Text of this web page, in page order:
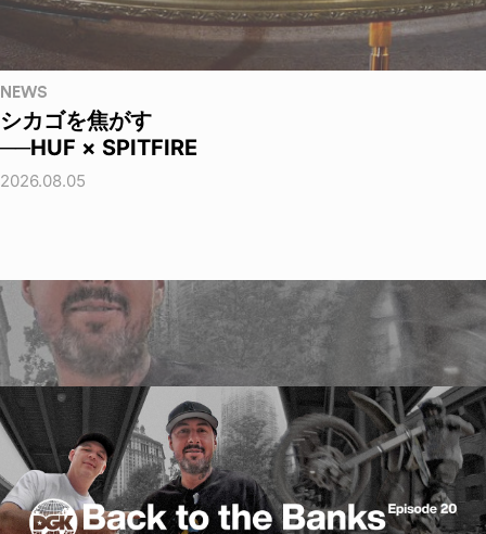
NEWS
シカゴを焦がす
──HUF × SPITFIRE
2026.08.05